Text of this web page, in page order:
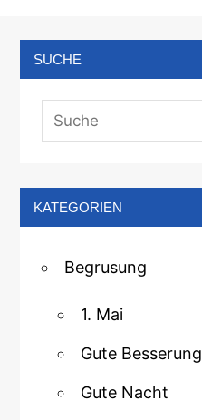
SUCHE
KATEGORIEN
Begrusung
1. Mai
Gute Besserung
Gute Nacht